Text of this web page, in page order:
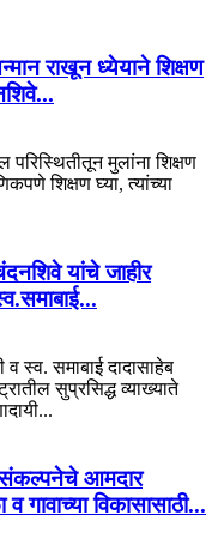
राखून ध्येयाने शिक्षण
मुलांना शिक्षण
शिक्षण घ्या, त्यांच्या
यांचे जाहीर
स्व. समाबाई दादासाहेब
सुप्रसिद्ध व्याख्याते
संकल्पनेचे आमदार
विकासासाठी...